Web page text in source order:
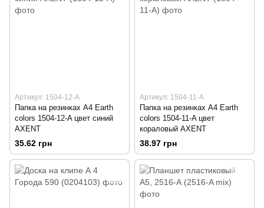
Артикул: 1504-12-A
Папка на резинках А4 Earth
colors 1504-12-A цвет синий
AXENT
35.62 грн
Артикул: 1504-11-A
Папка на резинках А4 Earth
colors 1504-11-A цвет
кораловый AXENT
38.97 грн